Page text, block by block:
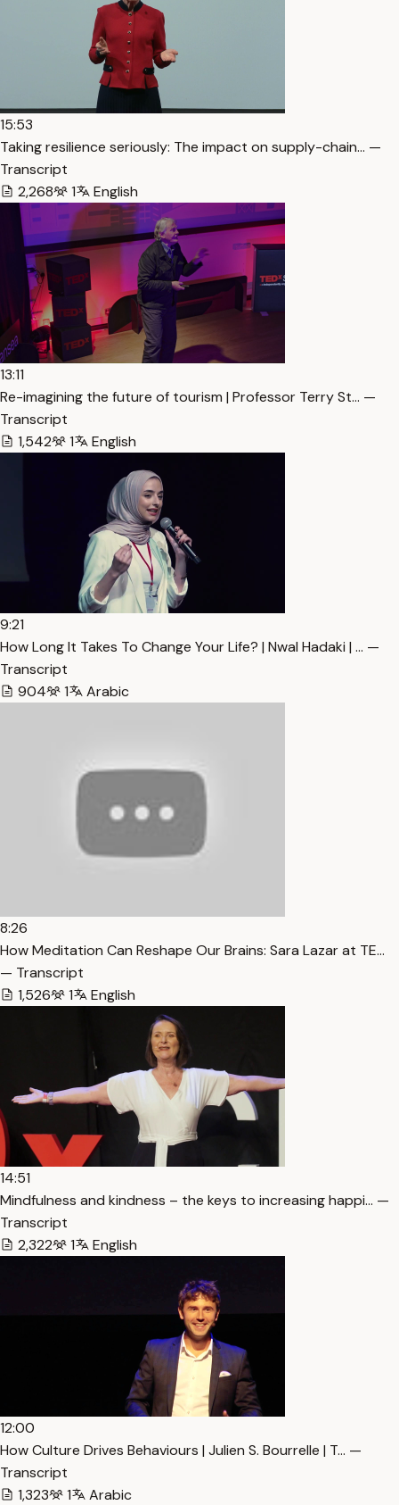
15:53
Taking resilience seriously: The impact on supply-chain… —
Transcript
2,268
1 English
13:11
Re-imagining the future of tourism | Professor Terry St… —
Transcript
1,542
1 English
9:21
How Long It Takes To Change Your Life? | Nwal Hadaki | … —
Transcript
904
1 Arabic
8:26
How Meditation Can Reshape Our Brains: Sara Lazar at TE…
— Transcript
1,526
1 English
14:51
Mindfulness and kindness – the keys to increasing happi… —
Transcript
2,322
1 English
12:00
How Culture Drives Behaviours | Julien S. Bourrelle | T… —
Transcript
1,323
1 Arabic